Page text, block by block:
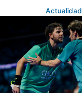
Actualidad